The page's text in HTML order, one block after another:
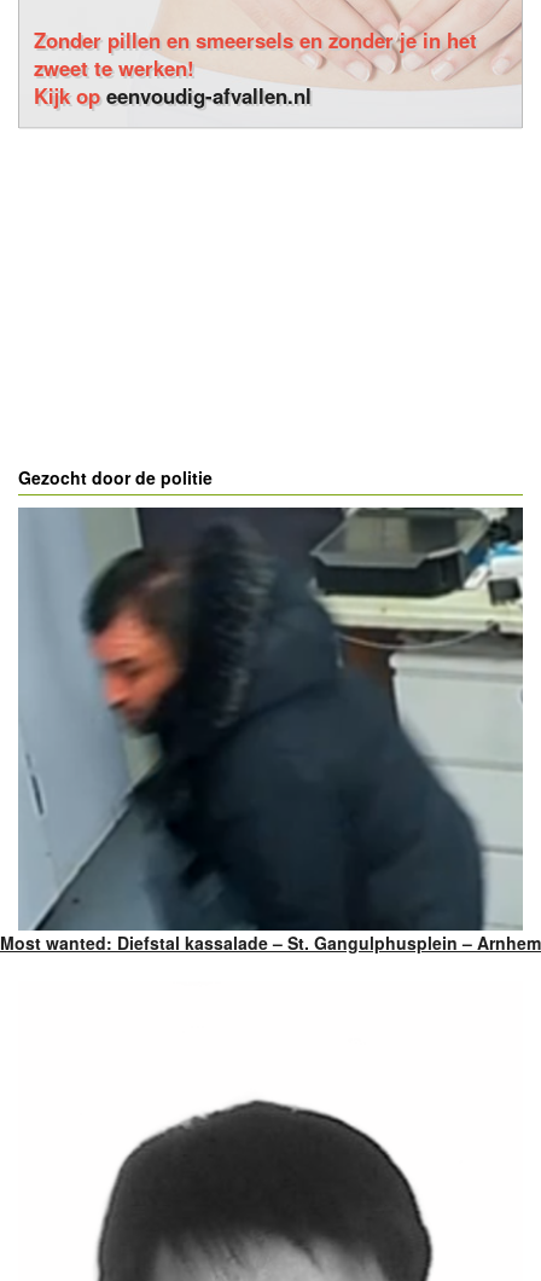
Zonder pillen en smeersels en zonder je in het
zweet te werken!
Kijk opeenvoudig-afvallen.nl
Gezocht door de politie
Most wanted: Diefstal kassalade – St. Gangulphusplein – Arnhem